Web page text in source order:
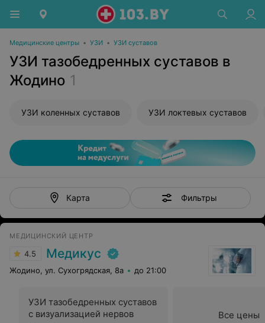
Медицинские центры • УЗИ • УЗИ суставов
УЗИ тазобедренных суставов в
Жодино 1
УЗИ коленных суставов УЗИ локтевых суставов
Карта Фильтры
МЕДИЦИНСКИЙ ЦЕНТР
4.5 Медикус
Жодино, ул. Сухогрядская, 8а до 21:00
УЗИ тазобедренных суставов
с визуализацией нервов
Все цены